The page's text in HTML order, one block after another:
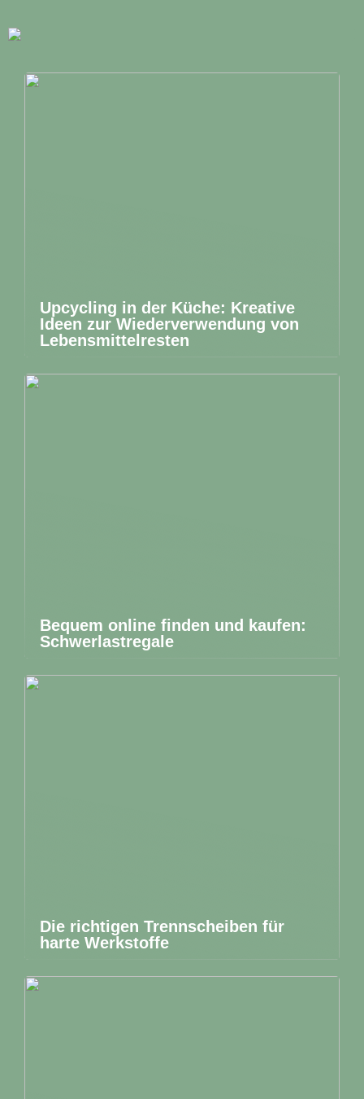
Upcycling in der Küche: Kreative
Ideen zur Wiederverwendung von
Lebensmittelresten
Bequem online finden und kaufen:
Schwerlastregale
Die richtigen Trennscheiben für
harte Werkstoffe